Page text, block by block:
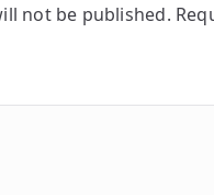
not be published.